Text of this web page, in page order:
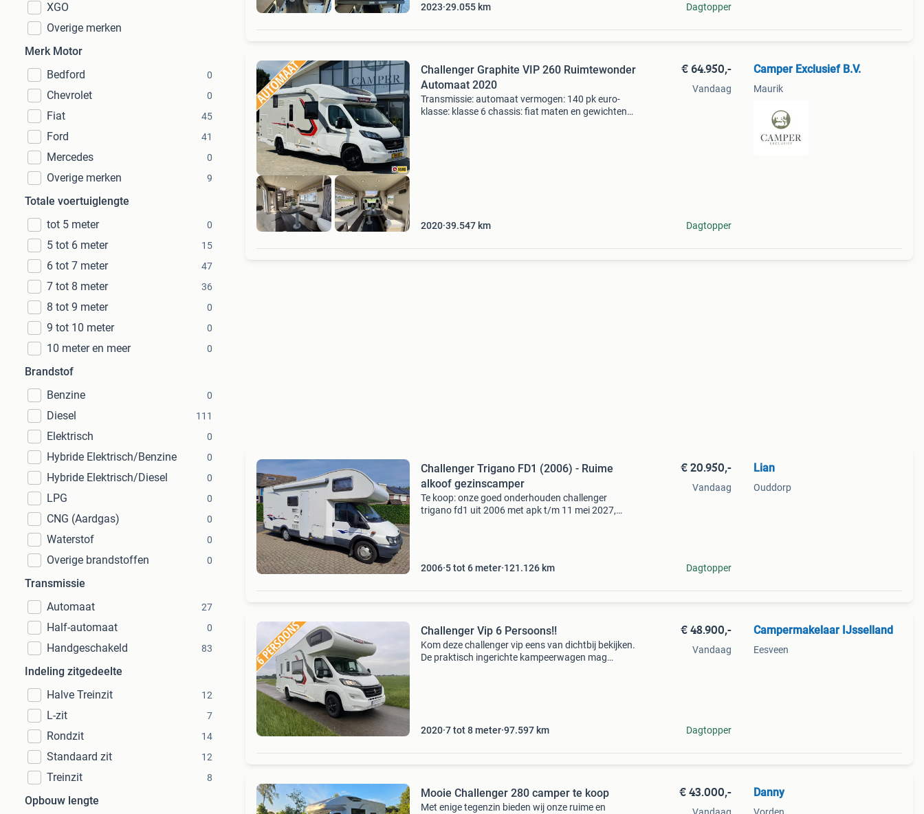
XGO
Overige merken
Merk Motor
Bedford
0
Chevrolet 0
Fiat 45
Ford 41
Mercedes 0
Overige merken 9
Totale voertuiglengte
tot 5 meter
0
5 tot 6 meter 15
6 tot 7 meter 47
7 tot 8 meter 36
8 tot 9 meter 0
9 tot 10 meter 0
10 meter en meer 0
Brandstof
Benzine
0
Diesel 111
Elektrisch 0
Hybride Elektrisch/Benzine 0
Hybride Elektrisch/Diesel 0
LPG 0
CNG (Aardgas) 0
Waterstof 0
Overige brandstoffen 0
Transmissie
Automaat
27
Half-automaat 0
Handgeschakeld 83
Indeling zitgedeelte
Halve Treinzit
12
L-zit 7
Rondzit 14
Standaard zit 12
Treinzit 8
Opbouw lengte
2023 29.055 km Dagtopper
Challenger Graphite VIP 260 Ruimtewonder
Automaat 2020
Transmissie: automaat vermogen: 140 pk euro-
klasse: klasse 6 chassis: fiat maten en gewichten
2020 39.547 km
€ 64.950,-
Vandaag
Dagtopper
Camper Exclusief B.V.
Maurik
Challenger Trigano FD1 (2006) - Ruime
alkoof gezinscamper
Te koop: onze goed onderhouden challenger
trigano fd1 uit 2006 met apk t/m 11 mei 2027,
2006 5 tot 6 meter 121.126 km
€ 20.950,-
Vandaag
Dagtopper
Lian
Ouddorp
Challenger Vip 6 Persoons!!
Kom deze challenger vip eens van dichtbij bekijken.
De praktisch ingerichte kampeerwagen mag
2020 7 tot 8 meter 97.597 km
€ 48.900,-
Vandaag
Dagtopper
Campermakelaar IJsselland
Eesveen
Mooie Challenger 280 camper te koop
Met enige tegenzin bieden wij onze ruime en
€ 43.000,- Danny